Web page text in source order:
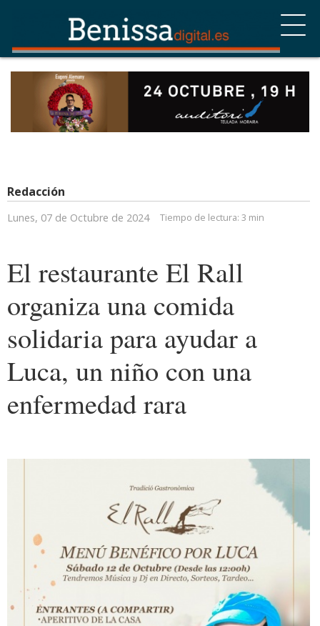
Redacción
Lunes, 07 de Octubre de 2024 Tiempo de lectura: 3 min
El restaurante El Rall
organiza una comida
solidaria para ayudar a
Luca, un niño con una
enfermedad rara